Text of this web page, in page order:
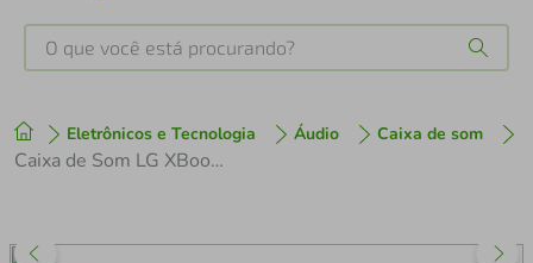
O que você está procurando?
Eletrônicos e Tecnologia Áudio Caixa de som
Caixa de Som LG XBoom Grab Bluetooth 30W 20h Bateria AI by will.i.am
1º tenis